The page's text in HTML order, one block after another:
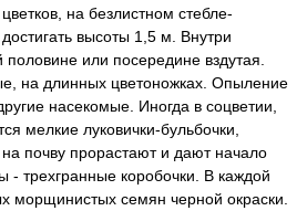
на безлистном стебле-
высоты 1,5 м. Внутри
или посередине вздутая.
на длинных цветоножках. Опыление
насекомые. Иногда в соцветии,
мелкие луковички-бульбочки,
почву прорастают и дают начало
трехгранные коробочки. В каждой
морщинистых семян черной окраски.